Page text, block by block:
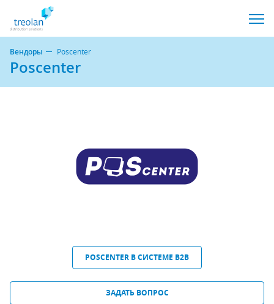
Вендоры Poscenter
Poscenter
POSCENTER В СИСТЕМЕ B2B
ЗАДАТЬ ВОПРОС